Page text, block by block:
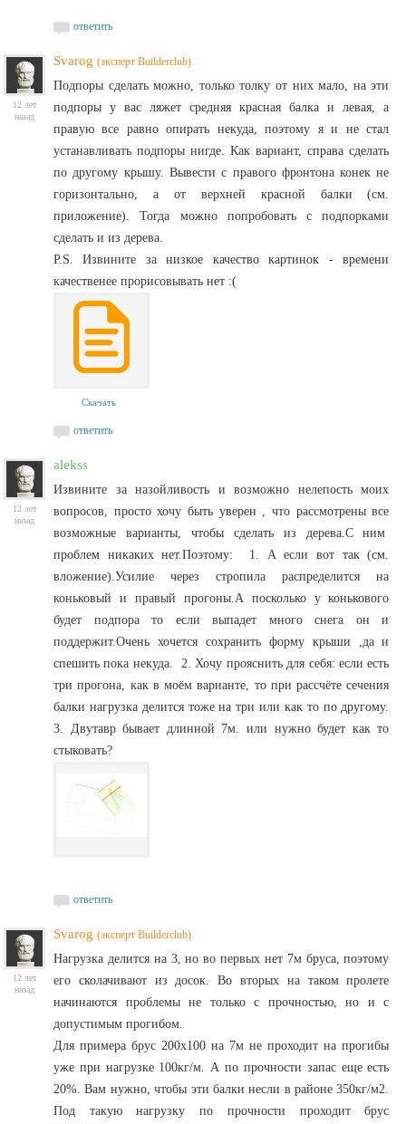
ответить
12 лет
назад
Svarog (эксперт Builderclub)
Подпоры сделать можно, только толку от них мало, на эти
подпоры у вас ляжет средняя красная балка и левая, а
правую все равно опирать некуда, поэтому я и не стал
устанавливать подпоры нигде. Как вариант, справа сделать
по другому крышу. Вывести с правого фронтона конек не
горизонтально, а от верхней красной балки (см.
приложение). Тогда можно попробовать с подпорками
сделать и из дерева.
P.S. Извините за низкое качество картинок - времени
качественее прорисовывать нет :(
Скачать
ответить
12 лет
назад
alekss
Извините за назойливость и возможно нелепость моих
вопросов, просто хочу быть уверен , что рассмотрены все
возможные варианты, чтобы сделать из дерева.С ним
проблем никаких нет.Поэтому: 1. А если вот так (см.
вложение).Усилие через стропила распределится на
коньковый и правый прогоны.А посколько у конькового
будет подпора то если выпадет много снега он и
поддержит.Очень хочется сохранить форму крыши ,да и
спешить пока некуда. 2. Хочу прояснить для себя: если есть
три прогона, как в моём варианте, то при рассчёте сечения
балки нагрузка делится тоже на три или как то по другому.
3. Двутавр бывает длинной 7м. или нужно будет как то
стыковать?
ответить
12 лет
назад
Svarog (эксперт Builderclub)
Нагрузка делится на 3, но во первых нет 7м бруса, поэтому
его сколачивают из досок. Во вторых на таком пролете
начинаются проблемы не только с прочностью, но и с
допустимым прогибом.
Для примера брус 200х100 на 7м не проходит на прогибы
уже при нагрузке 100кг/м. А по прочности запас еще есть
20%. Вам нужно, чтобы эти балки несли в районе 350кг/м2.
Под такую нагрузку по прочности проходит брус